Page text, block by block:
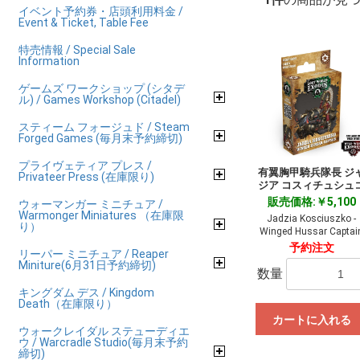
イベント予約券・店頭利用料金 /
Event & Ticket, Table Fee
特売情報 / Special Sale
Information
ゲームズ ワークショップ (シタデ
ル) / Games Workshop (Citadel)
スティーム フォージュド / Steam
Forged Games (毎月末予約締切)
プライヴェティア プレス /
Privateer Press (在庫限り)
ウォーマンガー ミニチュア /
Warmonger Miniatures （在庫限
り）
リーパー ミニチュア / Reaper
Miniture(6月31日予約締切)
キングダム デス / Kingdom
Death（在庫限り）
ウォークレイダル ステューディエ
ウ / Warcradle Studio(毎月末予約
締切)
有翼胸甲騎兵隊長 ジ
ジア コスィチュシュ
販売価格:￥5,100
Jadzia Kosciuszko -
Winged Hussar
予約注文
数量
カートに入れる